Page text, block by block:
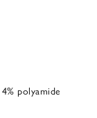
polyamide